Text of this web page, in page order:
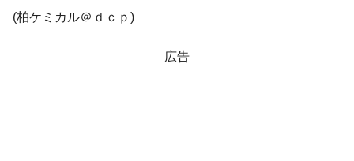
発。
韓国政府「ニセＫ-ブランドを通報しようキ
ャンペーン」⇒ あの名物教授も登場！
(柏ケミカル＠ｄｃｐ)
広告